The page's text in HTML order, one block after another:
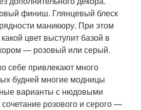
финиш. Глянцевый блеск
маникюру. При этом
цвет выступит базой в
— розовый или серый.
себе привлекают много
будней многие модницы
варианты с нюдовыми
розового и серого —